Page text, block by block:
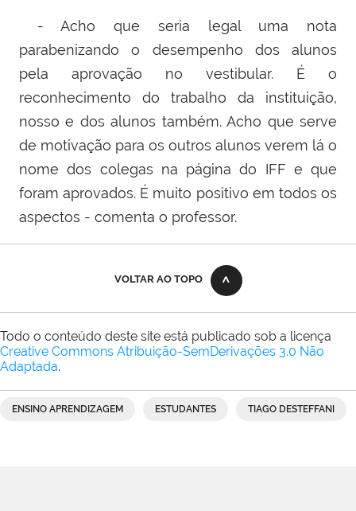
- Acho que seria legal uma nota
parabenizando o desempenho dos alunos
pela aprovação no vestibular. É o
reconhecimento do trabalho da instituição,
nosso e dos alunos também. Acho que serve
de motivação para os outros alunos verem lá o
nome dos colegas na página do IFF e que
foram aprovados. É muito positivo em todos os
aspectos - comenta o professor.
VOLTAR AO TOPO
Todo o conteúdo deste site está publicado sob a licença
Creative Commons Atribuição-SemDerivações 3.0 Não
Adaptada.
ENSINO APRENDIZAGEM ESTUDANTES TIAGO DESTEFFANI